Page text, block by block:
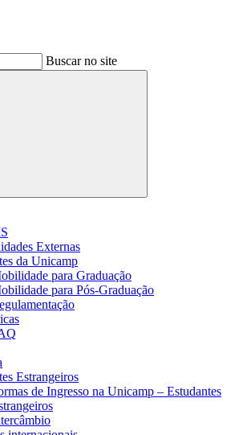
Buscar no site
Buscar
Externas
da Unicamp
para Graduação
para Pós-Graduação
Estrangeiros
de Ingresso na Unicamp – Estudantes